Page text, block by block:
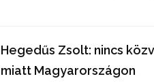
Hegedűs Zsolt: nincs
miatt Magyarországon